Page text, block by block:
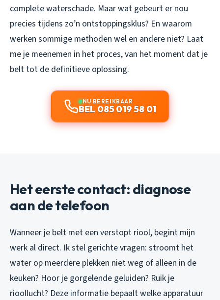
complete waterschade. Maar wat gebeurt er nou
precies tijdens zo’n ontstoppingsklus? En waarom
werken sommige methoden wel en andere niet? Laat
me je meenemen in het proces, van het moment dat je
belt tot de definitieve oplossing.
NU BEREIKBAAR
BEL 085 019 58 01
Het eerste contact: diagnose
aan de telefoon
Wanneer je belt met een verstopt riool, begint mijn
werk al direct. Ik stel gerichte vragen: stroomt het
water op meerdere plekken niet weg of alleen in de
keuken? Hoor je gorgelende geluiden? Ruik je
rioollucht? Deze informatie bepaalt welke apparatuur